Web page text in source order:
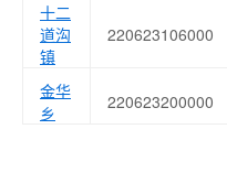
十二
道沟
镇
220623106000
金华
乡
220623200000